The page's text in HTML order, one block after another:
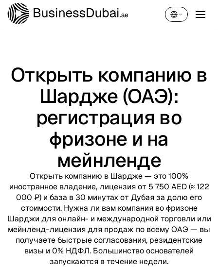
Русский
Открыть компанию в
Шардже (ОАЭ):
регистрация во
фризоне и на
мейнленде
Открыть компанию в Шардже — это 100%
иностранное владение, лицензия от 5 750 AED (≈ 122
000 ₽) и база в 30 минутах от Дубая за долю его
стоимости. Нужна ли вам компания во фризоне
Шарджи для онлайн- и международной торговли или
мейнленд-лицензия для продаж по всему ОАЭ — вы
получаете быстрые согласования, резидентские
визы и 0% НДФЛ. Большинство основателей
запускаются в течение недели.